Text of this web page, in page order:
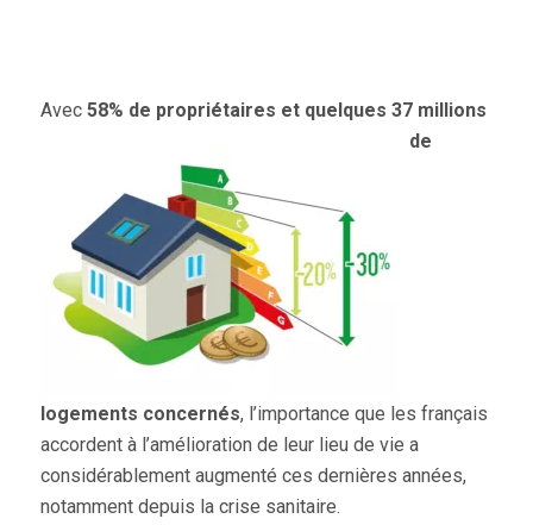
Avec 58% de propriétaires et quelques 37 millions
de
logements concernés, l’importance que les français
accordent à l’amélioration de leur lieu de vie a
considérablement augmenté ces dernières années,
notamment depuis la crise sanitaire.